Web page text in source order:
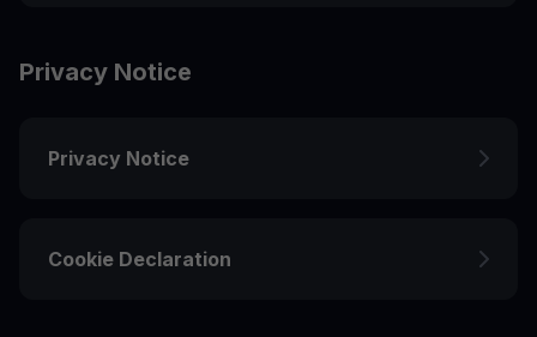
Privacy Notice
Privacy Notice
Cookie Declaration